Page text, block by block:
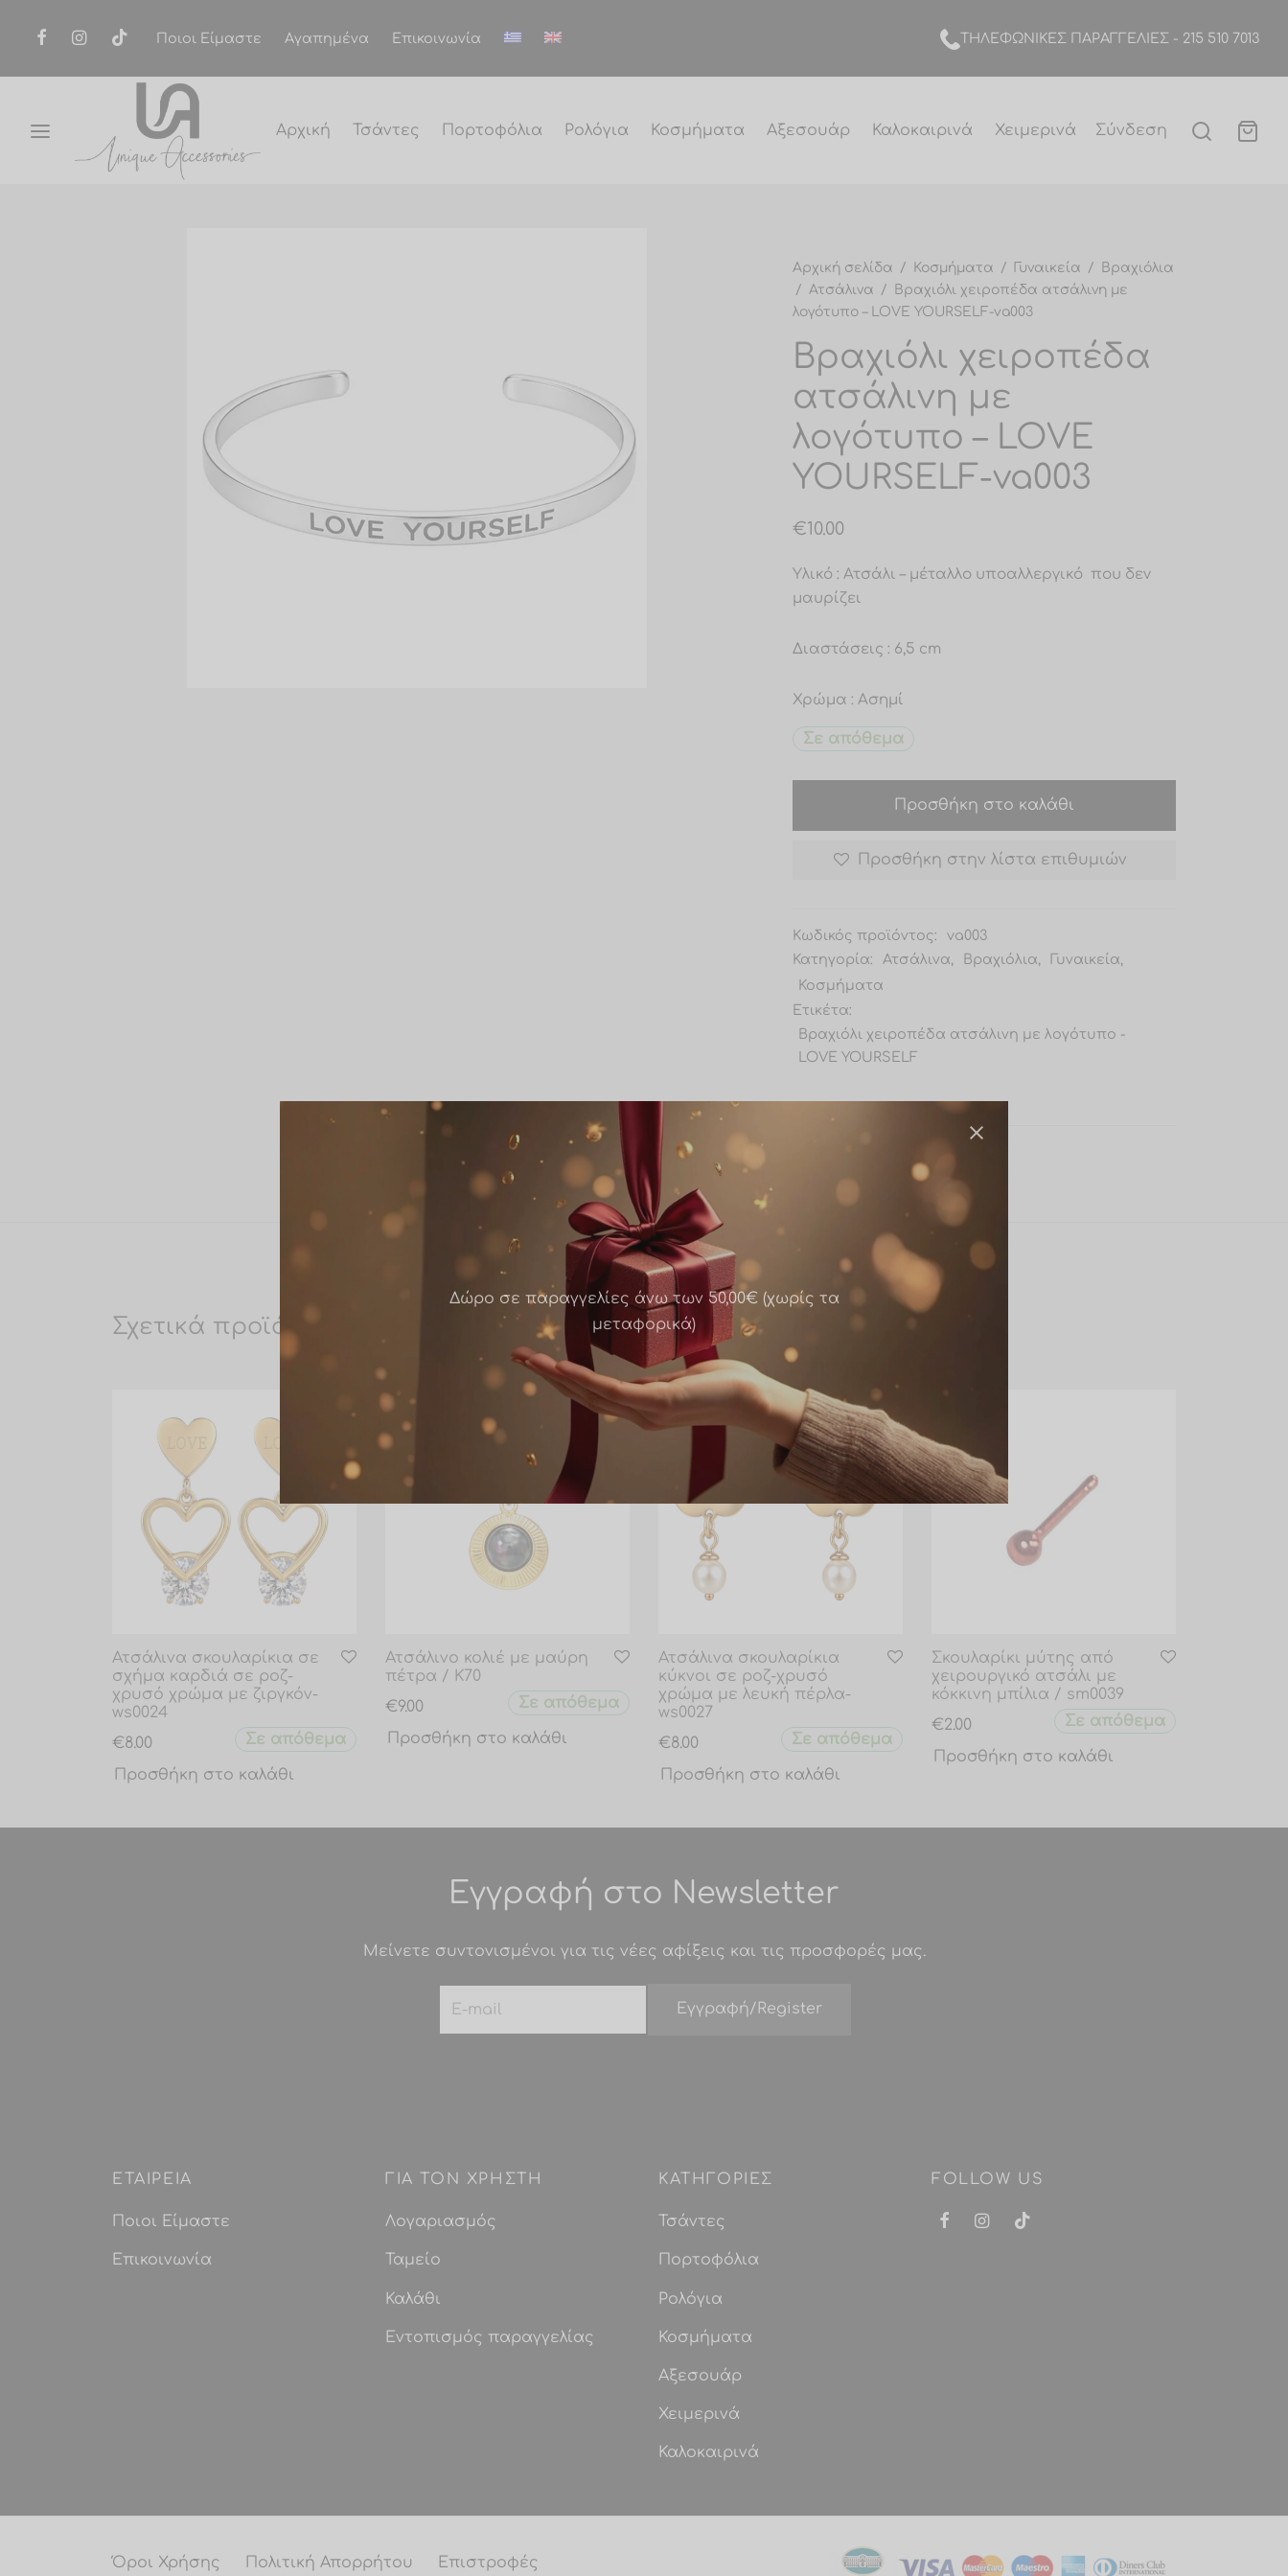
Δώρο σε παραγγελίες άνω των 50,00€ (χωρίς τα
μεταφορικά)
Ποιοι Είμαστε Αγαπημένα Επικοινωνία TΗΛΕΦΩΝΙΚΕΣ ΠΑΡΑΓΓΕΛΙΕΣ - 215 510 7013
Αρχική Τσάντες Πορτοφόλια Ρολόγια Κοσμήματα Αξεσουάρ Καλοκαιρινά Χειμερινά Σύνδεση
Αρχική σελίδα / Κοσμήματα / Γυναικεία /
Βραχιόλια
/ Ατσάλινα /
Βραχιόλι χειροπέδα ατσάλινη με
λογότυπο – LOVE YOURSELF-va003
Βραχιόλι χειροπέδα
ατσάλινη με
λογότυπο – LOVE
YOURSELF-va003
€10.00
Υλικό : Ατσάλι – μέταλλο υποαλλεργικό που δεν
μαυρίζει
Διαστάσεις : 6,5 cm
Χρώμα : Ασημί
Σε απόθεμα
Προσθήκη στο καλάθι
Προσθήκη στην λίστα επιθυμιών
Κωδικός προϊόντος:
va003
Κατηγορία:
Ατσάλινα, Βραχιόλια, Γυναικεία,
Κοσμήματα
Ετικέτα:
Βραχιόλι χειροπέδα ατσάλινη με λογότυπο -
LOVE YOURSELF
Σχετικά προϊόντα
Ατσάλινα σκουλαρίκια σε
σχήμα καρδιά σε ροζ-
χρυσό χρώμα με ζιργκόν-
ws0024
€8.00 Σε απόθεμα
Προσθήκη στο καλάθι
Ατσάλινο κολιέ με μαύρη
πέτρα / Κ70
€9.00 Σε απόθεμα
Προσθήκη στο καλάθι
Ατσάλινα σκουλαρίκια
κύκνοι σε ροζ-χρυσό
χρώμα με λευκή πέρλα-
ws0027
€8.00 Σε απόθεμα
Προσθήκη στο καλάθι
Σκουλαρίκι μύτης από
χειρουργικό ατσάλι με
κόκκινη μπίλια / sm0039
€2.00 Σε απόθεμα
Προσθήκη στο καλάθι
Εγγραφή στο Newsletter
Μείνετε συντονισμένοι για τις νέες αφίξεις και τις προσφορές μας.
ΕΤΑΙΡEIΑ
Ποιοι Είμαστε
Επικοινωνία
ΓΙΑ ΤΟΝ ΧΡΗΣΤΗ
Λογαριασμός
Ταμείο
Καλάθι
Εντοπισμός παραγγελίας
ΚΑΤΗΓΟΡΙΕΣ
Τσάντες
Πορτοφόλια
Ρολόγια
Κοσμήματα
Αξεσουάρ
Χειμερινά
Καλοκαιρινά
FOLLOW US
Όροι Χρήσης Πολιτική Απορρήτου Επιστροφές